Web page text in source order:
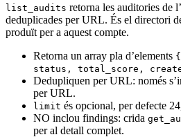
list_audits retorna les auditories de
deduplicades per URL. És el directori
produït per a aquest compte.
Retorna un array pla d’elements
status, total_score,
Dedupliquen per URL: només
per URL.
limit és opcional, per defecte
NO inclou findings: crida
per al detall complet.